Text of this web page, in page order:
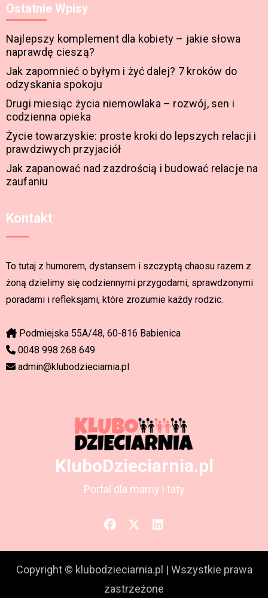
Ostatnie Wpisy
Najlepszy komplement dla kobiety – jakie słowa
naprawdę cieszą?
Jak zapomnieć o byłym i żyć dalej? 7 kroków do
odzyskania spokoju
Drugi miesiąc życia niemowlaka – rozwój, sen i
codzienna opieka
Życie towarzyskie: proste kroki do lepszych relacji i
prawdziwych przyjaciół
Jak zapanować nad zazdrością i budować relacje na
zaufaniu
Kontakt
To tutaj z humorem, dystansem i szczyptą chaosu razem z
żoną dzielimy się codziennymi przygodami, sprawdzonymi
poradami i refleksjami, które zrozumie każdy rodzic.
Podmiejska 55A/48, 60-816 Babienica
0048 998 268 649
admin@klubodzieciarnia.pl
KluboDzieciarnia.pl
Portal dla mamy i taty
Copyright © klubodzieciarnia.pl | Wszystkie prawa
zastrzeżone